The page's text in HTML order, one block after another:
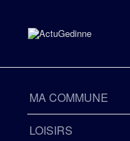
MA COMMUNE
LOISIRS